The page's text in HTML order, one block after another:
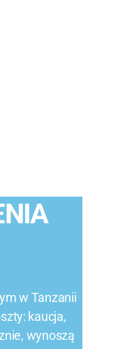
w Tanzanii
kaucja,
wynoszą